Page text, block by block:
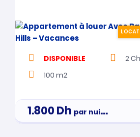
DISPONIBLE 2
100 m2
1.800Dh par nuitée